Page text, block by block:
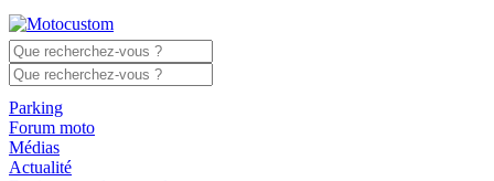
Parking
Forum moto
Médias
Actualité